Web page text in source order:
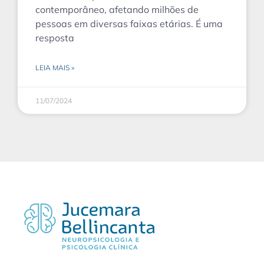
contemporâneo, afetando milhões de
pessoas em diversas faixas etárias. É uma
resposta
LEIA MAIS »
11/07/2024